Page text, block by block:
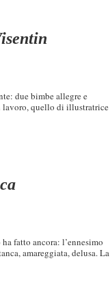
due bimbe allegre e
lavoro, quello di illustratrice
fatto ancora: l’ennesimo
amareggiata, delusa. La